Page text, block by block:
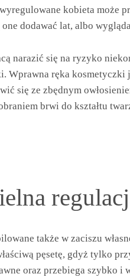
kobieta może
dodawać lat, albo
narazić się na ryzyko
Wprawna ręka kosmetyczki
się ze zbędnym
brwi do kształtu
także w zaciszu
pęsetę, gdyż tylko
oraz przebiega szybko i